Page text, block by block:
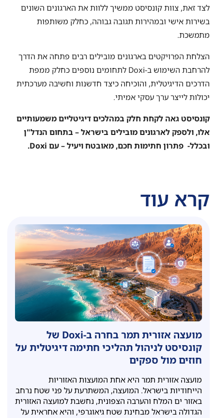
לצד זאת, צוות קונסיסט ממשיך ללוות את הארגונים השונים
בשירות אישי ובמהירות תגובה גבוהה, כחלק משותפות
מתמשכת.
הצלחת הפרויקטים בארגונים מובילים רבים פתחה את הדרך
להרחבת השימוש ב-Doxi לתחומים נוספים כחלק ממפת
הדרכים הדיגיטלית, והוכיחה כיצד חדשנות וחשיבה מערכתית
יכולות לייצר ערך עסקי אמיתי.
קונסיסט גאה לקחת חלק במהלכים דיגיטליים משמעותיים
אלו, ולספק לארגונים מובילים בישראל – בתחום הנדל"ן
ובכלל- פתרון חתימות חכם, מאובטח ויעיל – עם Doxi.
קרא עוד
מועצה אזורית תמר בחרה ב-Doxi של
קונסיסט לניהול תהליכי חתימה דיגיטלית על
חוזים מול ספקים
מועצה אזורית תמר היא אחת המועצות האזוריות
הייחודיות בישראל. המועצה, המשתרעת על פני שטח נרחב
באזור ים המלח והערבה הצפונית, נחשבת למועצה האזורית
הגדולה בישראל מבחינת שטח גיאוגרפי, והיא אחראית על